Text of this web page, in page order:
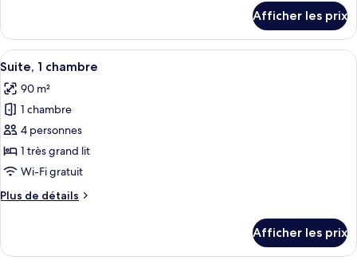
Suite
exécutive
Suite
exécutive
Afficher les prix
Afficher
toutes
les
photos
pour
ce
type
chambre :
chambre
Couette en duvet, minibar, coffre-
7
Suite, 1 chambre
90 m²
1 chambre
4 personnes
1 très grand lit
Wi-Fi gratuit
Plus de détails
Plus
Suite,
Afficher les prix